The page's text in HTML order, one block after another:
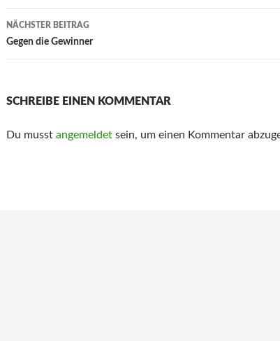
NÄCHSTER BEITRAG
Gegen die Gewinner
SCHREIBE EINEN KOMMENTAR
Du musst angemeldet sein, um einen Kommentar